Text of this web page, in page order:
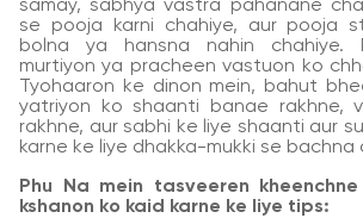
samay, sabhya vastra pahanane
se pooja karni chahiye, aur pooja
bolna ya hansna nahin chahiye.
murtiyon ya pracheen vastuon ko
Tyohaaron ke dinon mein, bahut
yatriyon ko shaanti banae rakhne,
rakhne, aur sabhi ke liye shaanti aur
karne ke liye dhakka-mukki se bachna
Phu Na mein tasveeren
kshanon ko kaid karne ke liye tips: